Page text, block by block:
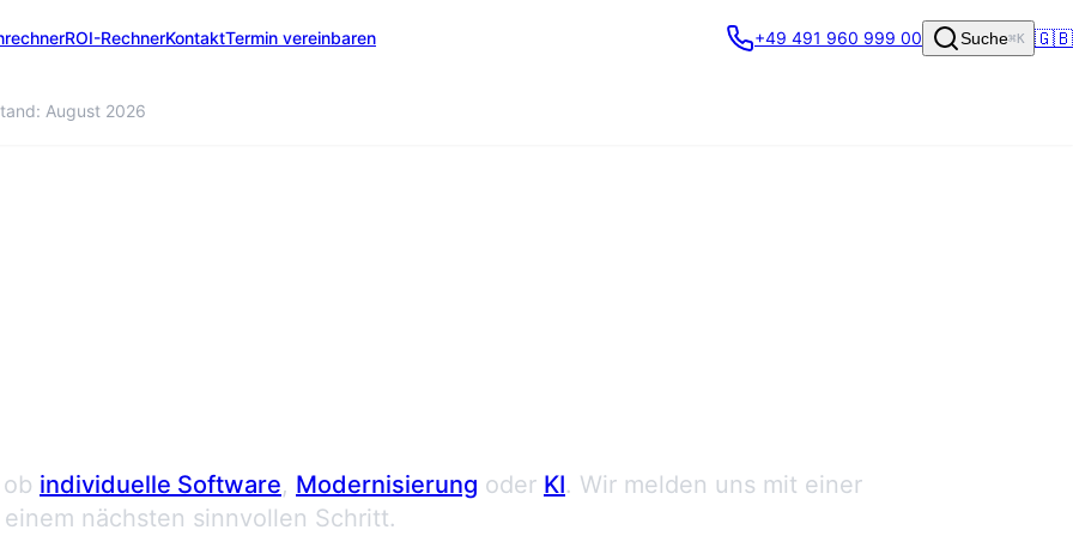
ROI-RechnerKontaktTermin vereinbaren
August 2026
+49 491 960 999 00 Suche⌘K 🇬🇧
individuelle Software, Modernisierung oder KI. Wir melden uns mit einer
nächsten sinnvollen Schritt.